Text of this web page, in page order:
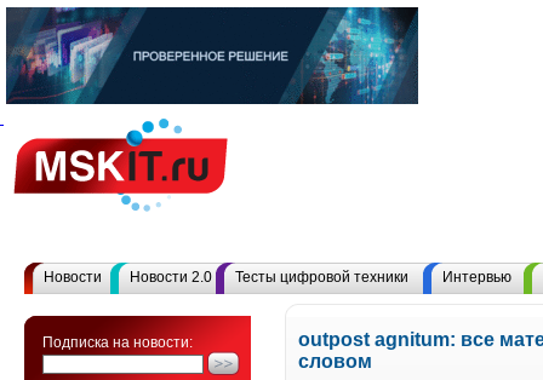
Новости Новости 2.0 Тесты цифровой техники Интервью
Подписка на новости:
outpost agnitum: все
словом